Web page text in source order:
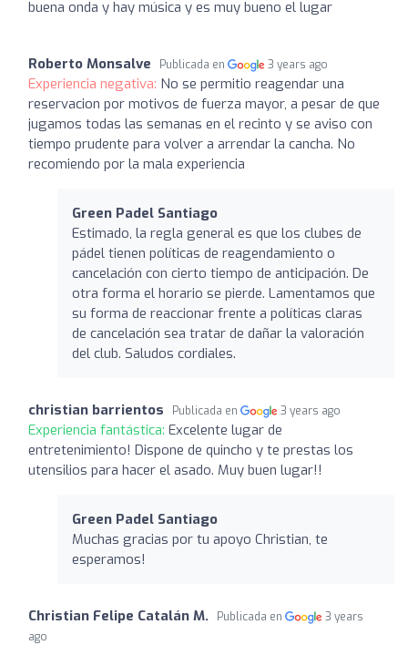
buena onda y hay música y es muy bueno el lugar
Roberto Monsalve Publicada en 3 years ago
Experiencia negativa: No se permitio reagendar una
reservacion por motivos de fuerza mayor, a pesar de que
jugamos todas las semanas en el recinto y se aviso con
tiempo prudente para volver a arrendar la cancha. No
recomiendo por la mala experiencia
Green Padel Santiago
Estimado, la regla general es que los clubes de
pádel tienen políticas de reagendamiento o
cancelación con cierto tiempo de anticipación. De
otra forma el horario se pierde. Lamentamos que
su forma de reaccionar frente a políticas claras
de cancelación sea tratar de dañar la valoración
del club. Saludos cordiales.
christian barrientos Publicada en 3 years ago
Experiencia fantástica: Excelente lugar de
entretenimiento! Dispone de quincho y te prestas los
utensilios para hacer el asado. Muy buen lugar!!
Green Padel Santiago
Muchas gracias por tu apoyo Christian, te
esperamos!
Christian Felipe Catalán M. Publicada en
3 years
ago